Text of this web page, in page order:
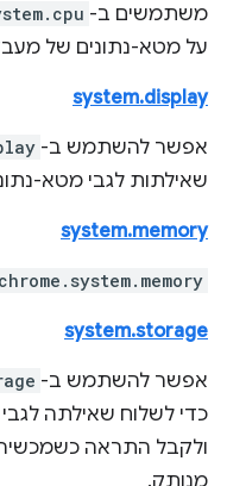
משתמשים ב-
על מטא-נתונים של
system.display
אפשר להשתמש ב-
שאילתות לגבי מטא-
system.memory
chrome.system.memory
system.storage
אפשר להשתמש ב-
כדי לשלוח שאילתה
ולקבל התראה כשמכשיר
מנותק.